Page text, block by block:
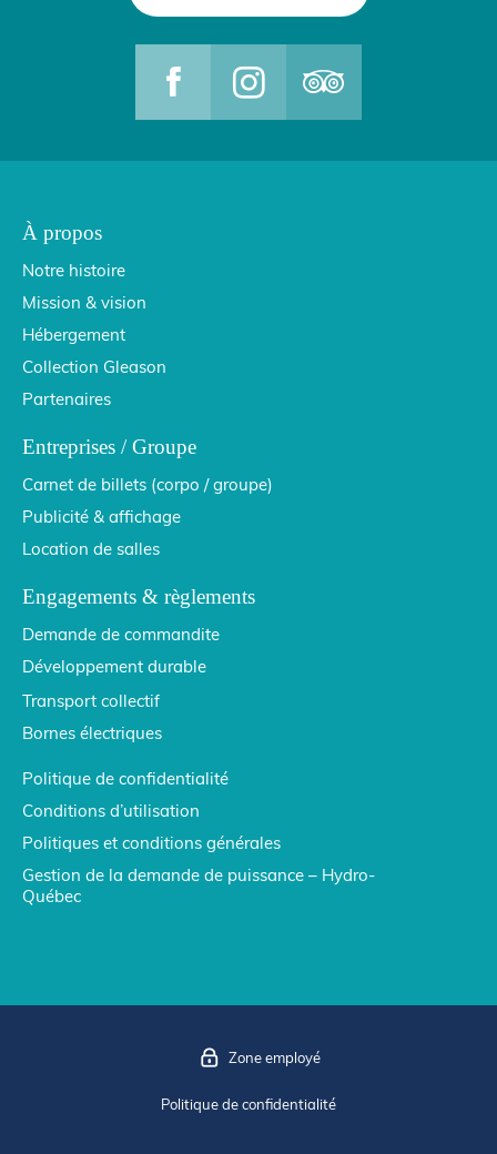
À propos
Notre histoire
Mission & vision
Hébergement
Collection Gleason
Partenaires
Entreprises / Groupe
Carnet de billets (corpo / groupe)
Publicité & affichage
Location de salles
Engagements & règlements
Demande de commandite
Développement durable
Transport collectif
Bornes électriques
Politique de confidentialité
Conditions d’utilisation
Politiques et conditions générales
Gestion de la demande de puissance – Hydro-
Québec
Politique de confidentialité
Zone employé